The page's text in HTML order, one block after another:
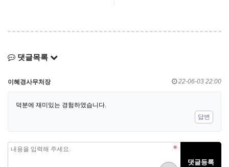
댓글목록
이혜경사무처장 22-06-03 22:00
덕분에 재미있는 경험하였습니다.
답변